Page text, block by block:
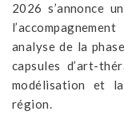
2026 s’annonce
analyse de la
capsules d’art-
modélisation et
région.